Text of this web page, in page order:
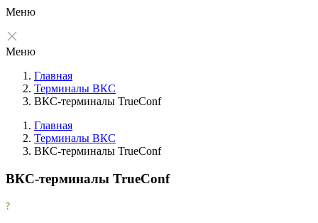
Меню
Меню
Главная
Терминалы ВКС
ВКС-терминалы TrueConf
Очистить
Фильтр
Главная
Терминалы ВКС
ВКС-терминалы TrueConf
ВКС-терминалы TrueConf